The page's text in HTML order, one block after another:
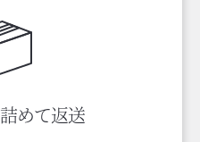
詰めて返送